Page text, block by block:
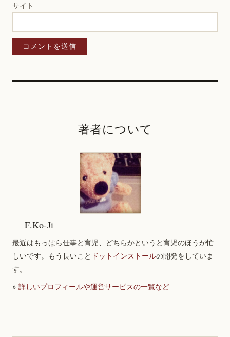
サイト
著者について
F.Ko-Ji
最近はもっぱら仕事と育児、どちらかというと育児のほうが忙
しいです。もう長いこと ドットインストールの開発をしていま
す。
» 詳しいプロフィールや運営サービスの一覧など